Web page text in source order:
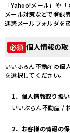
「Yahoo!メール」や
メール対策などで登録
迷惑メールフォルダを
必須 個人情報の
いいぷらん不動産の個
を選択してください。
1．個人情報取り扱
いいぷらん不動産 /
2．お客様の情報の